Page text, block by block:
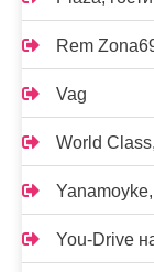
Rem
Vag
World
You-Drive